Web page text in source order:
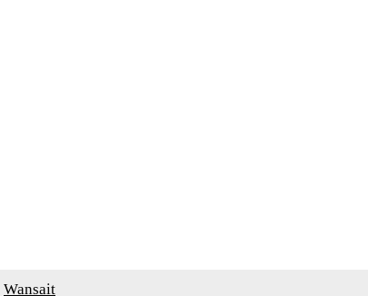
Wansait